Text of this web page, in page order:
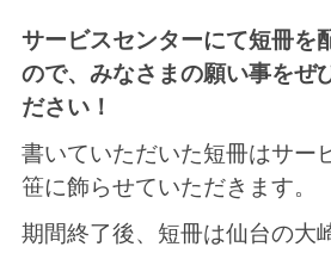
サービスセンターにて短冊を
ので、 みなさまの願い事をぜ
ださい！
書いていただいた短冊はサー
笹に飾らせていただきます。
期間終了後、短冊は仙台の大